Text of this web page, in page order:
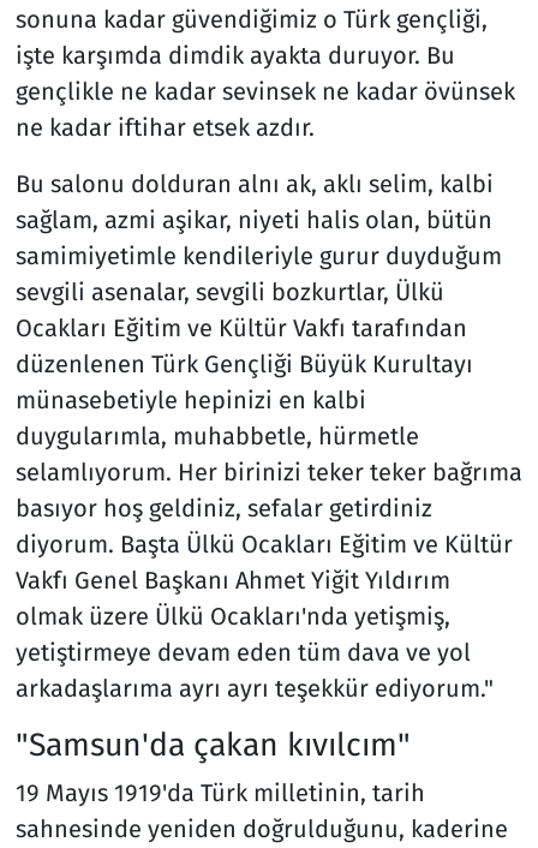
sonuna kadar güvendiğimiz o Türk gençliği,
işte karşımda dimdik ayakta duruyor. Bu
gençlikle ne kadar sevinsek ne kadar övünsek
ne kadar iftihar etsek azdır.
Bu salonu dolduran alnı ak, aklı selim, kalbi
sağlam, azmi aşikar, niyeti halis olan, bütün
samimiyetimle kendileriyle gurur duyduğum
sevgili asenalar, sevgili bozkurtlar, Ülkü
Ocakları Eğitim ve Kültür Vakfı tarafından
düzenlenen Türk Gençliği Büyük Kurultayı
münasebetiyle hepinizi en kalbi
duygularımla, muhabbetle, hürmetle
selamlıyorum. Her birinizi teker teker bağrıma
basıyor hoş geldiniz, sefalar getirdiniz
diyorum. Başta Ülkü Ocakları Eğitim ve Kültür
Vakfı Genel Başkanı Ahmet Yiğit Yıldırım
olmak üzere Ülkü Ocakları'nda yetişmiş,
yetiştirmeye devam eden tüm dava ve yol
arkadaşlarıma ayrı ayrı teşekkür ediyorum."
"Samsun'da çakan kıvılcım"
19 Mayıs 1919'da Türk milletinin, tarih
sahnesinde yeniden doğrulduğunu, kaderine